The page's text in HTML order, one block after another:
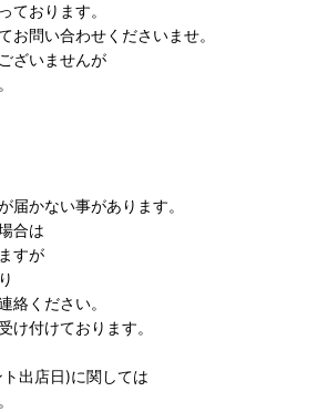
ております。
お問い合わせくださいませ。
ざいませんが
届かない事があります。
合は
すが
絡ください。
け付けております。
出店日)に関しては